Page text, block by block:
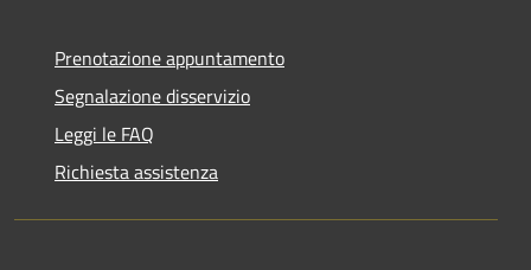
Prenotazione appuntamento
Segnalazione disservizio
Leggi le FAQ
Richiesta assistenza